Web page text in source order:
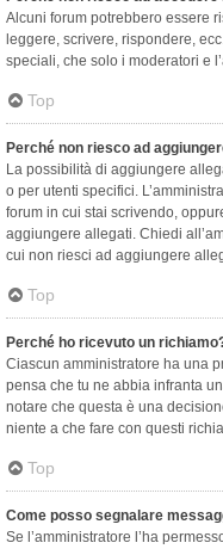
Alcuni forum potrebbero essere
leggere, scrivere, rispondere,
speciali, che solo i moderatori e
Top
Perché non riesco ad
La possibilità di aggiungere
o per utenti specifici.
forum in cui stai scrivendo,
aggiungere allegati. Chiedi
cui non riesci ad aggiungere
Top
Perché ho ricevuto un
Ciascun amministratore ha una
pensa che tu ne abbia infranta
notare che questa è una
niente a che fare con questi
Top
Come posso segnalare
Se l’amministratore l’ha